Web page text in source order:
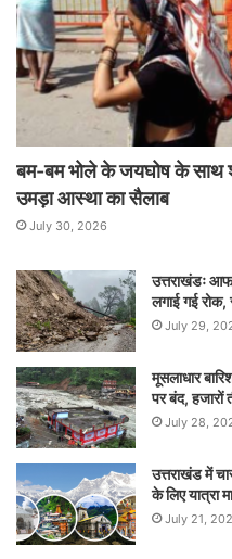
बम-बम भोले के जयघोष के साथ
उमड़ा आस्था का सैलाब
July 30, 2026
उत्तराखंडः
लगाई गई रोक,
July 29,
मूसलाधार
पर बंद, हजारों
July 28,
उत्तराखंड में
के लिए यात्रा
July 21,